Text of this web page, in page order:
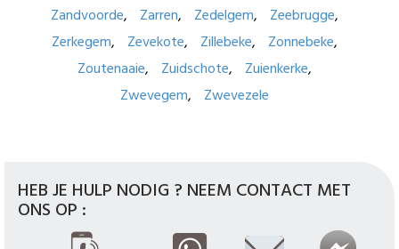
Zandvoorde
Zarren Zedelgem
Zeebrugge
Zerkegem
Zevekote Zillebeke
Zonnebeke
Zoutenaaie
Zuidschote
Zuienkerke
Zwevegem
Zwevezele
HEB JE HULP NODIG ? NEEM CONTACT MET
ONS OP :